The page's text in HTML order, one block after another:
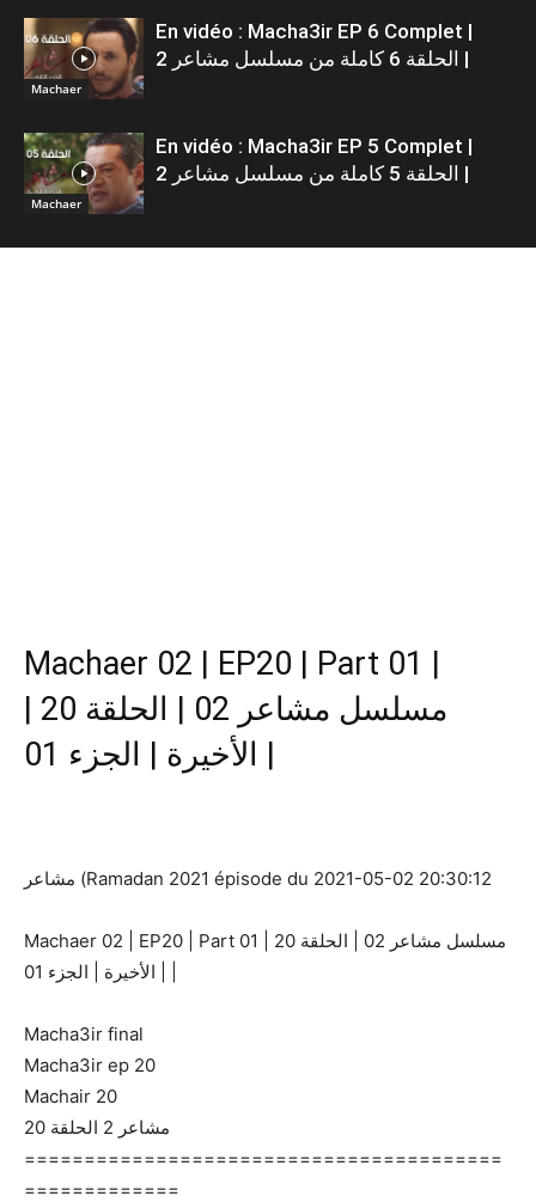
Machaer
En vidéo : Macha3ir EP 6 Complet |
الحلقة 6 كاملة من مسلسل مشاعر 2 |
Machaer
En vidéo : Macha3ir EP 5 Complet |
الحلقة 5 كاملة من مسلسل مشاعر 2 |
Machaer 02 | EP20 | Part 01 |
مسلسل مشاعر 02 | الحلقة 20 |
الأخيرة | الجزء 01 |
مشاعر (Ramadan 2021 épisode du 2021-05-02 20:30:12
Machaer 02 | EP20 | Part 01 | مسلسل مشاعر 02 | الحلقة 20
Macha3ir final
Macha3ir ep 20
Machair 20
مشاعر 2 الحلقة 20
========================================
=============